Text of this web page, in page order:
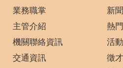
業務職掌
主管介紹
機關聯絡資訊
交通資訊
新
熱
活
徵